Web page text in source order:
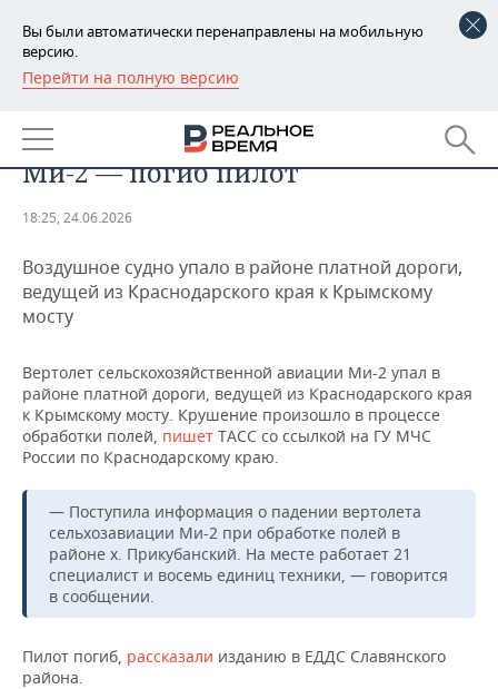
Вы были автоматически перенаправлены на мобильную
версию.
Перейти на полную версию
РЕГИОНЫ
БАШКОРТОСТАН
ТАТАРСТАН
НОВОСТИ
АНАЛИТИКА
ДЕКЛАРАЦИИ О ДОХОДАХ
ВУЗЫ ТАТАРСТАНА
КОМУ ПРИНАДЛЕЖАТ
ТОРГОВЫЕ ЦЕНТРЫ
ТАТАРСТАНА
НОВОСТИ ЭКОНОМИКИ
БАНКИ
БЮДЖЕТ
ИНВЕСТИЦИИ
ПРОМЫШЛЕННОСТЬ
АГРОПРОМ
МАШИНОСТРОЕНИЕ
НЕФТЕХИМИЯ
НЕФТЬ
ОПК
ЭНЕРГЕТИКА
НОВОСТИ НЕДВИЖИМОСТИ
АВТО
НОВОСТИ АВТО
БИЗНЕС
НОВОСТИ БИЗНЕСА
РОЗНИЧНАЯ ТОРГОВЛЯ
ТРАНСПОРТ
ТЕХНОЛОГИИ
НОВОСТИ ТЕХНОЛОГИЙ
МЕРОПРИЯТИЯ
НОВОСТИ МЕРОПРИЯТИЙ
СПОРТ
произошло крушение вертолета
Ми-2 — погиб пилот
18:25, 24.06.2026
Воздушное судно упало в районе платной дороги,
ведущей из Краснодарского края к Крымскому
мосту
Вертолет сельскохозяйственной авиации Ми-2 упал в
районе платной дороги, ведущей из Краснодарского края
к Крымскому мосту. Крушение произошло в процессе
обработки полей, пишет ТАСС со ссылкой на ГУ МЧС
России по Краснодарскому краю.
— Поступила информация о падении вертолета
сельхозавиации Ми-2 при обработке полей в
районе х. Прикубанский. На месте работает 21
специалист и восемь единиц техники, — говорится
в сообщении.
Пилот погиб, рассказали изданию в ЕДДС Славянского
района.